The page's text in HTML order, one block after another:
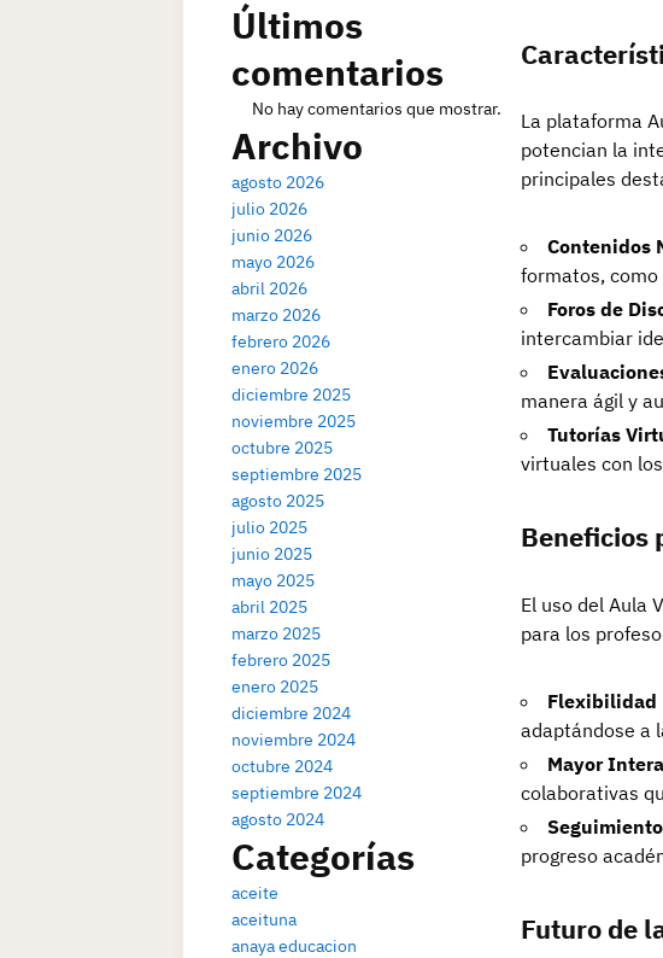
Últimos
comentarios
No hay comentarios que mostrar.
Archivo
agosto 2026
julio 2026
junio 2026
mayo 2026
abril 2026
marzo 2026
febrero 2026
enero 2026
diciembre 2025
noviembre 2025
octubre 2025
septiembre 2025
agosto 2025
julio 2025
junio 2025
mayo 2025
abril 2025
marzo 2025
febrero 2025
enero 2025
diciembre 2024
noviembre 2024
octubre 2024
septiembre 2024
agosto 2024
Categorías
aceite
aceituna
anaya educacion
La plataforma
potencian la
principales
Contenidos
formatos,
Foros de
intercambiar
manera ágil y
Tutorías
virtuales con
Beneficios
El uso del Aula
para los
Flexibilidad
adaptándose a
Mayor
colaborativas
progreso
Futuro de